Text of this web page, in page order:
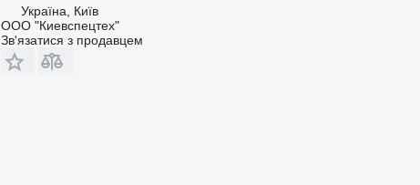
Україна, Київ
ООО "Киевспецтех"
Зв'язатися з продавцем